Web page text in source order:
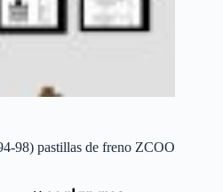
98) pastillas de freno ZCOO